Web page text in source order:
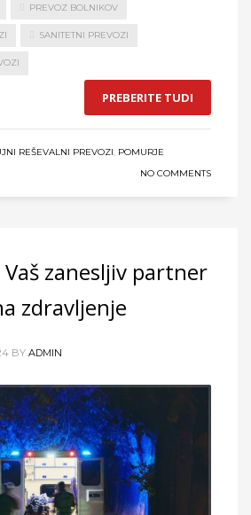
PREVOZ BOLNIKOV
SANITETNI PREVOZI
PREBERITE TUDI
REŠEVALNI PREVOZI, POMURJE
NO COMMENTS
zanesljiv partner
zdravljenje
BY ADMIN